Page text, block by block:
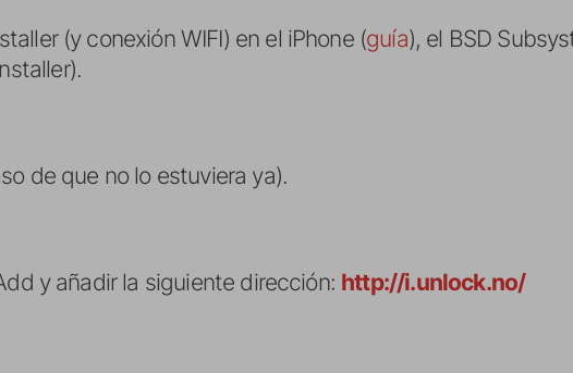
(y conexión WIFI) en el iPhone (guía), el BSD
de que no lo estuviera ya).
y añadir la siguiente dirección: http://i.unlock.no/